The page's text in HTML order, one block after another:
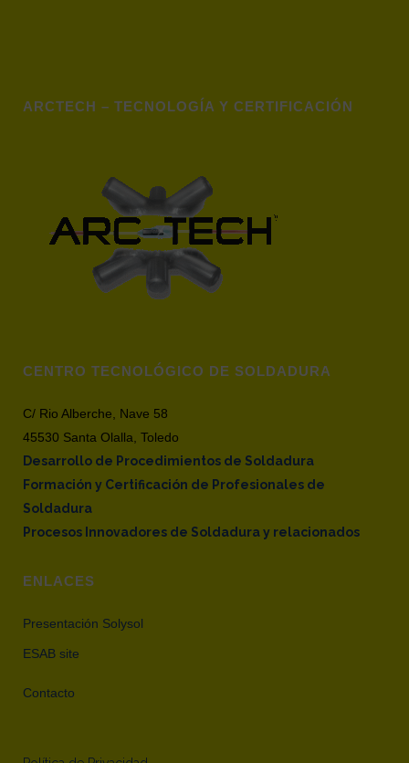
ARCTECH – TECNOLOGÍA Y CERTIFICACIÓN
CENTRO TECNOLÓGICO DE SOLDADURA
C/ Rio Alberche, Nave 58
45530 Santa Olalla, Toledo
Desarrollo de Procedimientos de Soldadura
Formación y Certificación de Profesionales de
Soldadura
Procesos Innovadores de Soldadura y relacionados
ENLACES
Presentación Solysol
ESAB site
Contacto